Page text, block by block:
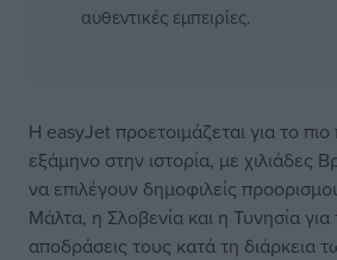
αυθεντικές εμπειρίες.
Η easyJet προετοιμάζεται για το
εξάμηνο στην ιστορία, με χιλιάδες
να επιλέγουν δημοφιλείς
Μάλτα, η Σλοβενία και η Τυνησία για
αποδράσεις τους κατά τη διάρκεια